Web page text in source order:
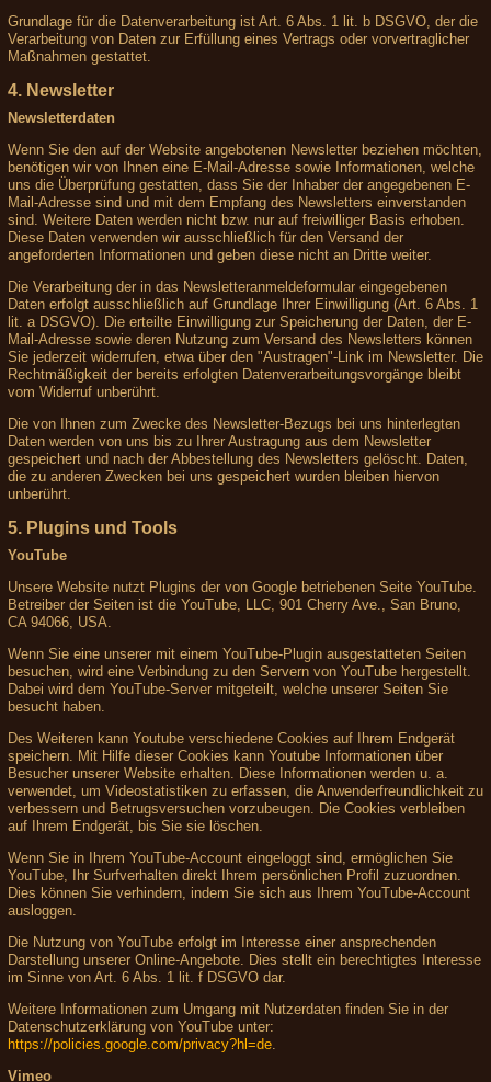
Grundlage für die Datenverarbeitung ist Art. 6 Abs. 1 lit. b DSGVO, der die
Verarbeitung von Daten zur Erfüllung eines Vertrags oder vorvertraglicher
Maßnahmen gestattet.
4. Newsletter
Newsletterdaten
Wenn Sie den auf der Website angebotenen Newsletter beziehen möchten,
benötigen wir von Ihnen eine E-Mail-Adresse sowie Informationen, welche
uns die Überprüfung gestatten, dass Sie der Inhaber der angegebenen E-
Mail-Adresse sind und mit dem Empfang des Newsletters einverstanden
sind. Weitere Daten werden nicht bzw. nur auf freiwilliger Basis erhoben.
Diese Daten verwenden wir ausschließlich für den Versand der
angeforderten Informationen und geben diese nicht an Dritte weiter.
Die Verarbeitung der in das Newsletteranmeldeformular eingegebenen
Daten erfolgt ausschließlich auf Grundlage Ihrer Einwilligung (Art. 6 Abs. 1
lit. a DSGVO). Die erteilte Einwilligung zur Speicherung der Daten, der E-
Mail-Adresse sowie deren Nutzung zum Versand des Newsletters können
Sie jederzeit widerrufen, etwa über den "Austragen"-Link im Newsletter. Die
Rechtmäßigkeit der bereits erfolgten Datenverarbeitungsvorgänge bleibt
vom Widerruf unberührt.
Die von Ihnen zum Zwecke des Newsletter-Bezugs bei uns hinterlegten
Daten werden von uns bis zu Ihrer Austragung aus dem Newsletter
gespeichert und nach der Abbestellung des Newsletters gelöscht. Daten,
die zu anderen Zwecken bei uns gespeichert wurden bleiben hiervon
unberührt.
5. Plugins und Tools
YouTube
Unsere Website nutzt Plugins der von Google betriebenen Seite YouTube.
Betreiber der Seiten ist die YouTube, LLC, 901 Cherry Ave., San Bruno,
CA 94066, USA.
Wenn Sie eine unserer mit einem YouTube-Plugin ausgestatteten Seiten
besuchen, wird eine Verbindung zu den Servern von YouTube hergestellt.
Dabei wird dem YouTube-Server mitgeteilt, welche unserer Seiten Sie
besucht haben.
Des Weiteren kann Youtube verschiedene Cookies auf Ihrem Endgerät
speichern. Mit Hilfe dieser Cookies kann Youtube Informationen über
Besucher unserer Website erhalten. Diese Informationen werden u. a.
verwendet, um Videostatistiken zu erfassen, die Anwenderfreundlichkeit zu
verbessern und Betrugsversuchen vorzubeugen. Die Cookies verbleiben
auf Ihrem Endgerät, bis Sie sie löschen.
Wenn Sie in Ihrem YouTube-Account eingeloggt sind, ermöglichen Sie
YouTube, Ihr Surfverhalten direkt Ihrem persönlichen Profil zuzuordnen.
Dies können Sie verhindern, indem Sie sich aus Ihrem YouTube-Account
ausloggen.
Die Nutzung von YouTube erfolgt im Interesse einer ansprechenden
Darstellung unserer Online-Angebote. Dies stellt ein berechtigtes Interesse
im Sinne von Art. 6 Abs. 1 lit. f DSGVO dar.
Weitere Informationen zum Umgang mit Nutzerdaten finden Sie in der
Datenschutzerklärung von YouTube unter:
https://policies.google.com/privacy?hl=de
Vimeo